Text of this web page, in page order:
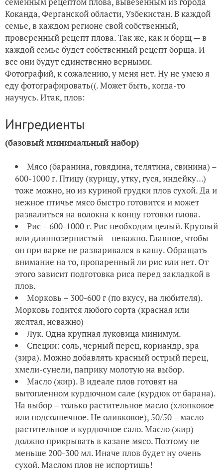
Главная жительница моего садика и домика
В дождливый ноябрьский день
Коканда, Ферганской области, Узбекистан. В каждой
семье, в каждом регионе свой собственный,
проверенный рецепт плова. Так же, как и борщ — в
каждой семье будет собственный рецепт борща. И
все они будут единственно верными.
Фотографий, к сожалению, у меня нет. Ну не умею я
еду фотографировать((. Может быть, когда-то
научусь. Итак, плов:
Ингредиенты
(базовый минимальный набор)
Мясо (баранина, говядина, телятина, свинина) –
600-1000 г. Птицу (курицу, утку, гуся, индейку…)
тоже можно, но из куриной грудки плов сухой. Да и
нежное птичье мясо быстро готовится и может
развалиться на волокна к концу готовки плова.
Рис – 600-1000 г. Рис необходим целый. Круглый
или длиннозернистый – неважно. Главное, чтобы
он при варке не разваривался в кашу. Обращать
внимание на то, пропаренный ли рис или нет. От
этого зависит подготовка риса перед закладкой в
плов.
Морковь – 300-600 г (по вкусу, на любителя).
Морковь годится любого сорта (красная или
желтая, неважно)
Лук. Одна крупная луковица минимум.
Специи: соль, черный перец, кориандр, зра
(зира). Можно добавлять красный острый перец,
хмели-сунели, паприку молотую на выбор.
Масло (жир). В идеале плов готовят на
вытопленном курдючном сале (курдюк от барана).
На выбор – только растительное масло (хлопковое
или подсолнечное. Не оливковое), 50/50 – масло
растительное и курдючное сало. Масло (жир)
должно прикрывать в казане мясо. Поэтому не
меньше 200-300 мл. Иначе плов будет ну очень
сухой. Маслом плов не испортишь!